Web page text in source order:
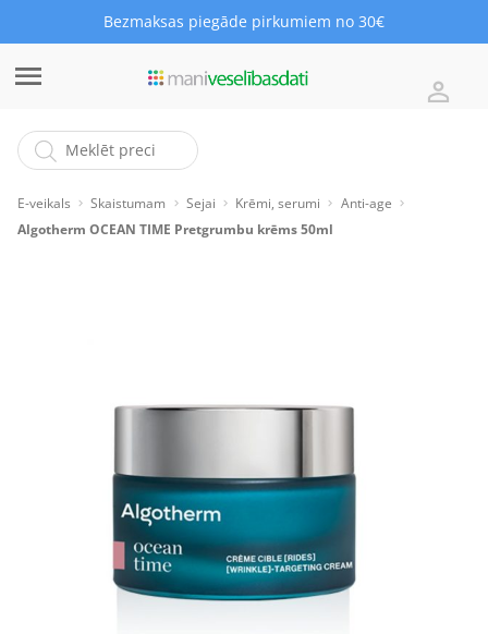
Bezmaksas piegāde pirkumiem no 30€
E-veikals Skaistumam Sejai Krēmi, serumi
Anti-age
Algotherm OCEAN TIME Pretgrumbu krēms 50ml